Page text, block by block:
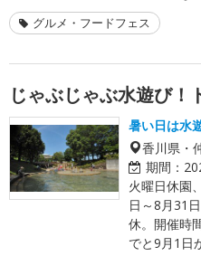
グルメ・フードフェス
じゃぶじゃぶ水遊び！
暑い日は水
香川県・
期間：
火曜日休園
日～8月31
休。開催時
でと9月1日